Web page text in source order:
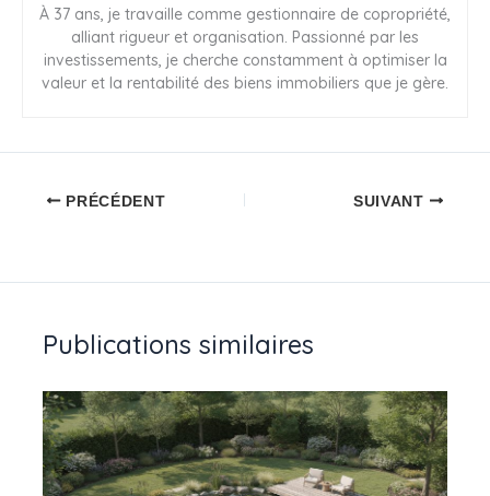
À 37 ans, je travaille comme gestionnaire de copropriété,
alliant rigueur et organisation. Passionné par les
investissements, je cherche constamment à optimiser la
valeur et la rentabilité des biens immobiliers que je gère.
PRÉCÉDENT SUIVANT
Publications similaires